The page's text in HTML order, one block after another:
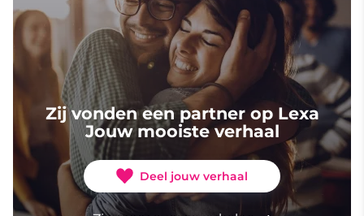
Zij vonden een partner op Lexa
Jouw mooiste verhaal
Deel jouw verhaal